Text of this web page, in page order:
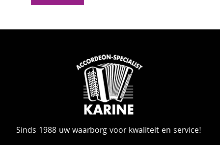
Sinds 1988 uw waarborg voor kwaliteit en service!